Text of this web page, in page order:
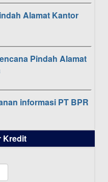
Alamat Kantor
Pindah Alamat
informasi PT BPR
Undian TAMASHA
Kredit